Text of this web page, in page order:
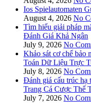
Ios Spielautomaten
August 4, 2026 No
Tìm hiểu giải pháp
Đánh Giá Khả Ngân
July 9, 2026 No
Khảo sát cơ chế bảo
Toán Dữ Liệu Trực
July 8, 2026 No
Đánh giá cấu trúc hạ
Trang Cá Cược Thể
July 7, 2026 No